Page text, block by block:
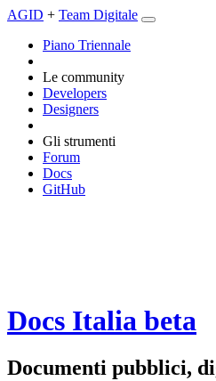
AGID + Team Digitale
Piano Triennale
Le community
Developers
Designers
Gli strumenti
Forum
Docs
GitHub
Docs Italia beta
Documenti pubblici,